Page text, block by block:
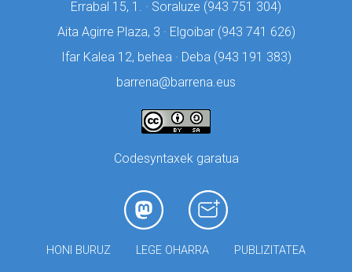
Errabal 15, 1. · Soraluze (943 751 304)
Aita Agirre Plaza, 3 · Elgoibar (943 741 626)
Ifar Kalea 12, behea · Deba (943 191 383)
barrena@barrena.eus
Codesyntaxek garatua
HONI BURUZ LEGE OHARRA PUBLIZITATEA